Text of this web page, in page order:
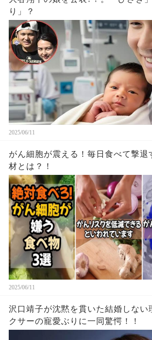
り」？
2025/06/11
がん細胞が震える！毎日食べて撃退
材とは？！
2025/06/11
沢口靖子が沈黙を貫いた結婚しない
クサーの寵愛ぶりに一同驚愕！！